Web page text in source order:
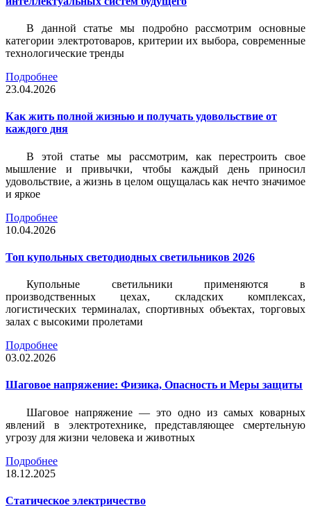
В данной статье мы подробно рассмотрим основные
категории электротоваров, критерии их выбора, современные
технологические тренды
Подробнее
23.04.2026
Как жить полной жизнью и получать удовольствие от
каждого дня
В этой статье мы рассмотрим, как перестроить свое
мышление и привычки, чтобы каждый день приносил
удовольствие, а жизнь в целом ощущалась как нечто значимое
и яркое
Подробнее
10.04.2026
Топ купольных светодиодных светильников 2026
Купольные светильники применяются в
производственных цехах, складских комплексах,
логистических терминалах, спортивных объектах, торговых
залах с высокими пролетами
Подробнее
03.02.2026
Шаговое напряжение: Физика, Опасность и Меры защиты
Шаговое напряжение — это одно из самых коварных
явлений в электротехнике, представляющее смертельную
угрозу для жизни человека и животных
Подробнее
18.12.2025
Статическое электричество